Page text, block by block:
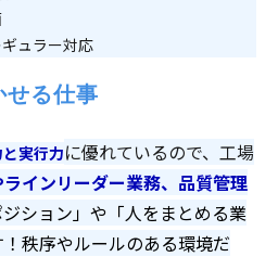
ュラー対応
せる仕事
実行力に優れているので、工場
インリーダー業務、品質管理
ション」や「人をまとめる業
秩序やルールのある環境だ